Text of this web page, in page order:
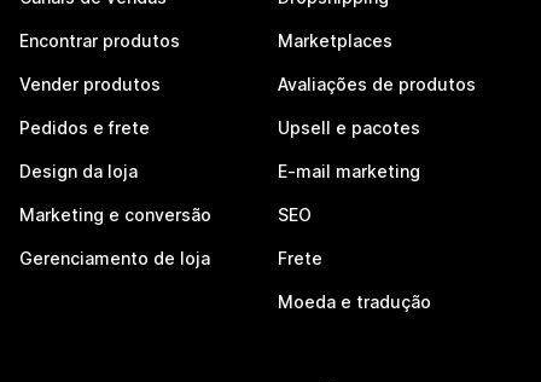
Encontrar produtos
Vender produtos
Pedidos e frete
Design da loja
Marketing e conversão
Gerenciamento de loja
Marketplaces
Avaliações de produtos
Upsell e pacotes
E-mail marketing
SEO
Frete
Moeda e tradução